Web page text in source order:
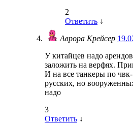
2
Ответить ↓
Аврора Крейсер
У китайцев надо
заложить на верфях.
И на все танкеры по чвк-
русских, но
надо
3
Ответить ↓